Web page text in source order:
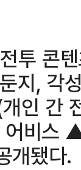
투 콘
지, 각
인 간
비스
개됐다.